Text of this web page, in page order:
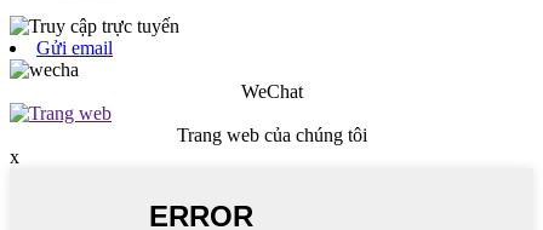
Gửi email
WeChat
Trang web của chúng tôi
x